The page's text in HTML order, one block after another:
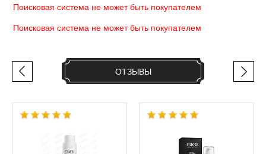
Поисковая система не может быть покупателем
Поисковая система не может быть покупателем
ОТЗЫВЫ